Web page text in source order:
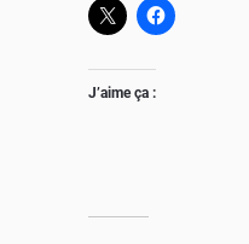
J’aime ça :